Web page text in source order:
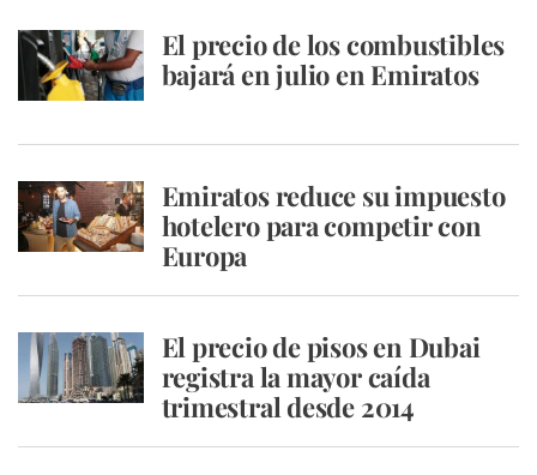
El precio de los combustibles
bajará en julio en Emiratos
Emiratos reduce su impuesto
hotelero para competir con
Europa
El precio de pisos en Dubai
registra la mayor caída
trimestral desde 2014